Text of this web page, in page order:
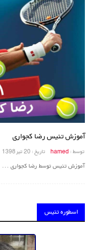
آموزش تنیس رضا کجواری
توسط : hamed تاریخ : 20 تیر 1398
آموزش تنیس توسط رضا کجواری ...
اسطوره تنیس